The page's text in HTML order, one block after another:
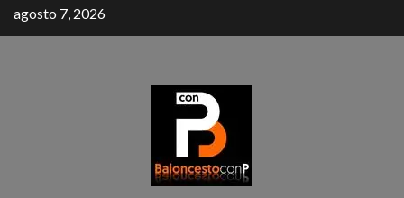
agosto 7, 2026